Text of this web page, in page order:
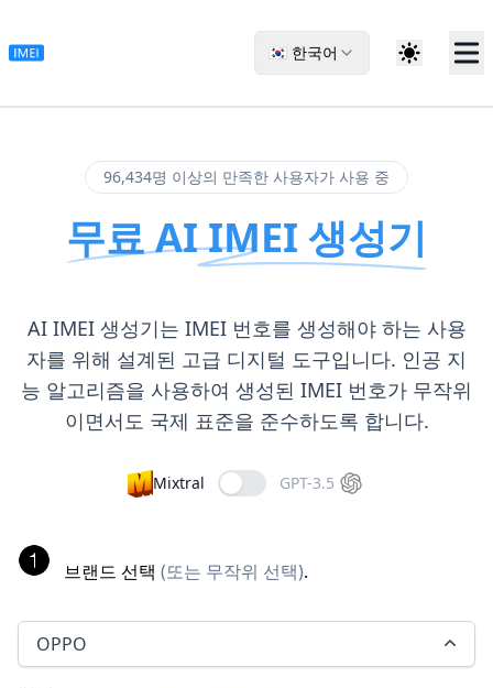
🇰🇷 한국어
96,434명 이상의 만족한 사용자가 사용 중
무료 AI IMEI 생성기
AI IMEI 생성기는 IMEI 번호를 생성해야 하는 사용
자를 위해 설계된 고급 디지털 도구입니다. 인공 지
능 알고리즘을 사용하여 생성된 IMEI 번호가 무작위
이면서도 국제 표준을 준수하도록 합니다.
Mixtral GPT-3.5
브랜드 선택 (또는 무작위 선택).
OPPO